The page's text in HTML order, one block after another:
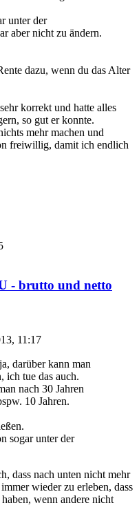
unter der
aber nicht zu ändern.
dazu, wenn du das Alter
korrekt und hatte alles
so gut er konnte.
mehr machen und
freiwillig, damit ich endlich
- brutto und netto
11:17
darüber kann man
ich tue das auch.
nach 30 Jahren
10 Jahren.
sogar unter der
dass nach unten nicht mehr
wieder zu erleben, dass
wenn andere nicht